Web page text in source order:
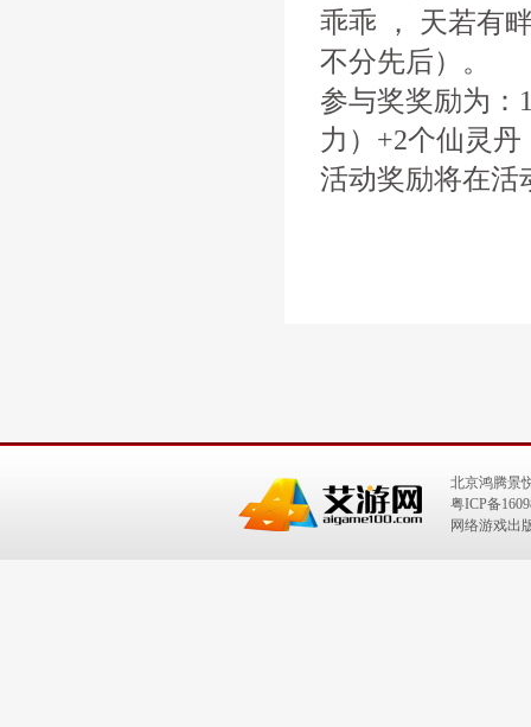
乖乖 ， 天若有
不分先后）。
参与奖奖励为：
力）+2个仙灵
活动奖励将在活
北京鸿腾景
粤ICP备
网络游戏出